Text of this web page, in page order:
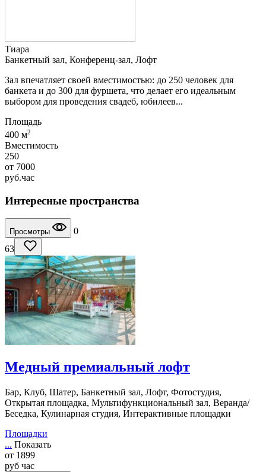
Тиара
Банкетный зал, Конференц-зал, Лофт
Зал впечатляет своей вместимостью: до 250 человек для
банкета и до 300 для фуршета, что делает его идеальным
выбором для проведения свадеб, юбилеев...
Площадь
400 м2
Вместимость
250
от 7000
руб.час
Интересные пространства
Просмотры
0
63
Медный премиальный лофт
Бар, Клуб, Шатер, Банкетный зал, Лофт, Фотостудия,
Открытая площадка, Мультифункциональный зал, Веранда/
Беседка, Кулинарная студия, Интерактивные площадки
Площадки
... Показать
от 1899
руб час